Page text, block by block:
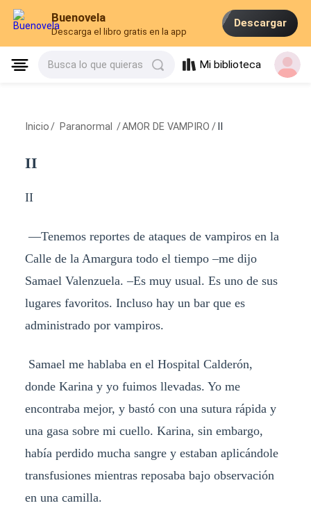
Buenovela
Descarga el libro gratis en la app
Descargar
Busca lo que quieras Mi biblioteca
Inicio / Paranormal /AMOR DE VAMPIRO /
II
II
—Tenemos reportes de ataques de vampiros en la
Calle de la Amargura todo el tiempo –me dijo
Samael Valenzuela. –Es muy usual. Es uno de sus
lugares favoritos. Incluso hay un bar que es
administrado por vampiros.
Samael me hablaba en el Hospital Calderón,
donde Karina y yo fuimos llevadas. Yo me
encontraba mejor, y bastó con una sutura rápida y
una gasa sobre mi cuello. Karina, sin embargo,
había perdido mucha sangre y estaban aplicándole
transfusiones mientras reposaba bajo observación
en una camilla.